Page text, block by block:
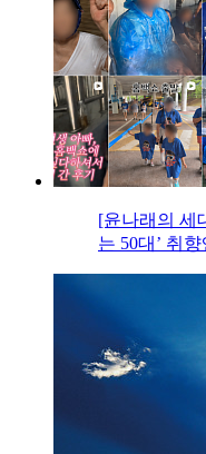
[윤나래의 세
는 50대’ 취